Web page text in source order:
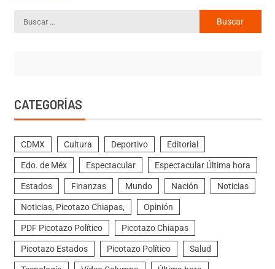
CATEGORÍAS
CDMX Cultura Deportivo Editorial
Edo. de Méx Espectacular Espectacular Última hora
Estados Finanzas Mundo Nación Noticias
Noticias, Picotazo Chiapas, Opinión
PDF Picotazo Político Picotazo Chiapas
Picotazo Estados Picotazo Político Salud